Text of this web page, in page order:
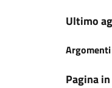
Ultimo
Argomenti
Pagina